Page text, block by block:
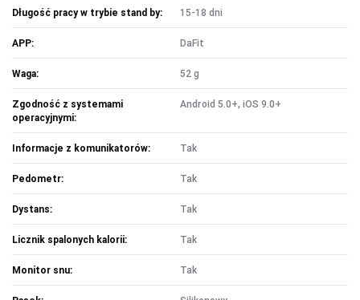
Długość pracy w trybie stand by: 15-18 dni
APP: DaFit
Waga: 52 g
Zgodność z systemami
operacyjnymi:
Android 5.0+, iOS 9.0+
Informacje z komunikatorów: Tak
Pedometr: Tak
Dystans: Tak
Licznik spalonych kalorii: Tak
Monitor snu: Tak